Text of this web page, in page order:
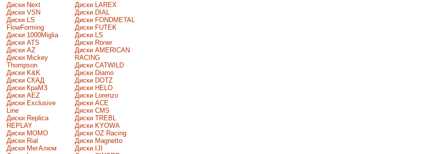
Диски Next
Диски VSN
Диски LS
FlowForming
Диски 1000Miglia
Диски ATS
Диски AZ
Диски Mickey
Thompson
Диски K&K
Диски СКАД
Диски КраМЗ
Диски AEZ
Диски Exclusive
Line
Диски Replica
REPLAY
Диски MOMO
Диски Rial
Диски МегАлюм
Диски LAREX
Диски DIAL
Диски FONDMETAL
Диски FUTEK
Диски LS
Диски Roner
Диски AMERICAN
RACING
Диски CATWILD
Диски Diamo
Диски DOTZ
Диски HELO
Диски Lorenzo
Диски ACE
Диски CMS
Диски TREBL
Диски KYOWA
Диски OZ Racing
Диски Magnetto
Диски IJI